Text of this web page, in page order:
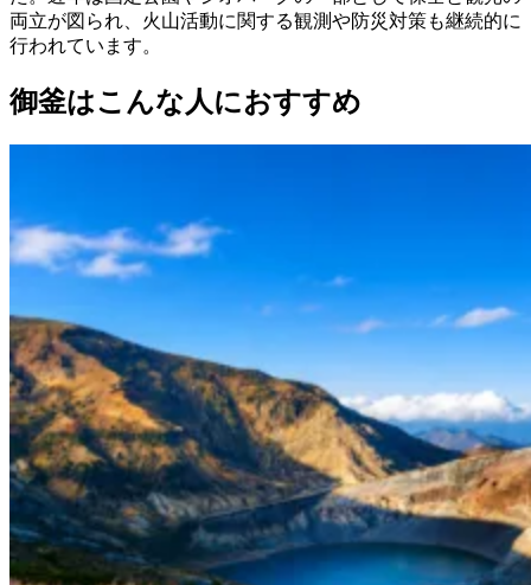
両立が図られ、火山活動に関する観測や防災対策も継続的に
行われています。
御釜はこんな人におすすめ